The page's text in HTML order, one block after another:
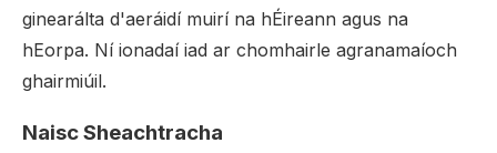
ginearálta d'aeráidí muirí na hÉireann agus na
hEorpa. Ní ionadaí iad ar chomhairle agranamaíoch
ghairmiúil.
Naisc Sheachtracha